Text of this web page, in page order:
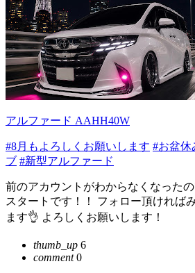
アルファード AAHH40W
#8月もよろしくお願いします #お盆休
ブ #新型アルファード
前のアカウントがわからなくなった
スタートです！！ フォロー頂ければ
ます👌 よろしくお願いします！
thumb_up 6
comment0